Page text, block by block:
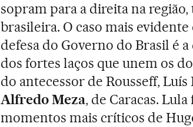
sopram para a direita na
brasileira. O caso mais evidente
defesa do Governo do Brasil é
dos fortes laços que unem os
do antecessor de Rousseff,
Alfredo Meza, de Caracas.
momentos mais críticos de